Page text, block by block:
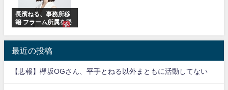
長濱ねる、事務所移
籍 フラーム所属を発
最近の投稿
【悲報】欅坂OGさん、平手とねる以外まともに活動してない